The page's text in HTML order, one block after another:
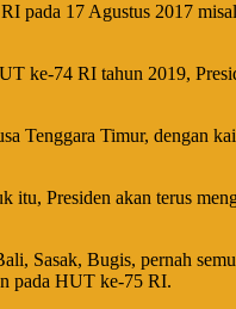
pada 17 Agustus 2017
ke-74 RI tahun 2019,
Tenggara Timur, dengan
Presiden akan terus
Sasak, Bugis, pernah
pada HUT ke-75 RI.